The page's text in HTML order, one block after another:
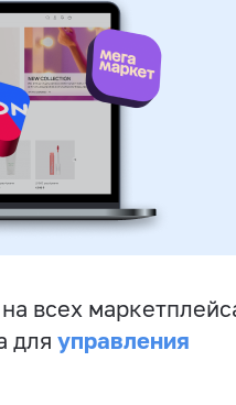
всех
для управления